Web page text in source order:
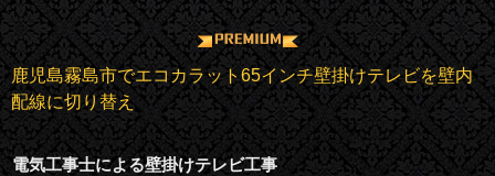
鹿児島霧島市でエコカラット65インチ壁掛けテレビを壁内
配線に切り替え
電気工事士による壁掛けテレビ工事